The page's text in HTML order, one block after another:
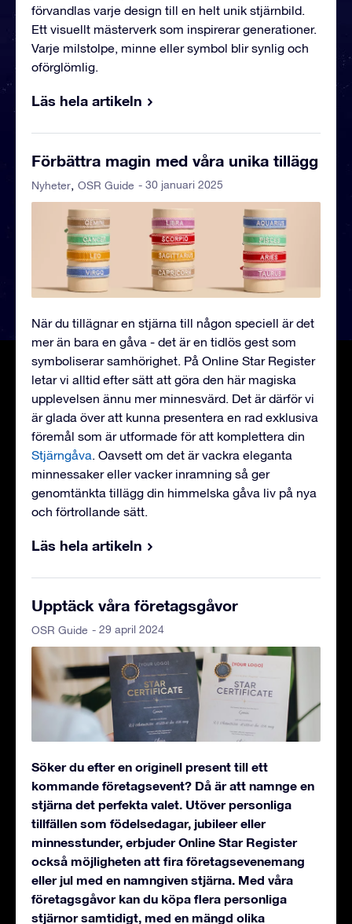
förvandlas varje design till en helt unik stjärnbild.
Ett visuellt mästerverk som inspirerar generationer.
Varje milstolpe, minne eller symbol blir synlig och
oförglömlig.
Läs hela artikeln
Förbättra magin med våra unika tillägg
Nyheter OSR Guide - 30 januari 2025
När du tillägnar en stjärna till någon speciell är det
mer än bara en gåva - det är en tidlös gest som
symboliserar samhörighet. På Online Star Register
letar vi alltid efter sätt att göra den här magiska
upplevelsen ännu mer minnesvärd. Det är därför vi
är glada över att kunna presentera en rad exklusiva
föremål som är utformade för att komplettera din
Stjärngåva. Oavsett om det är vackra eleganta
minnessaker eller vacker inramning så ger
genomtänkta tillägg din himmelska gåva liv på nya
och förtrollande sätt.
Läs hela artikeln
Upptäck våra företagsgåvor
OSR Guide - 29 april 2024
Söker du efter en originell present till ett
kommande företagsevent? Då är att namnge en
stjärna det perfekta valet. Utöver personliga
tillfällen som födelsedagar, jubileer eller
minnesstunder, erbjuder Online Star Register
också möjligheten att fira företagsevenemang
eller jul med en namngiven stjärna. Med våra
företagsgåvor kan du köpa flera personliga
stjärnor samtidigt, med en mängd olika